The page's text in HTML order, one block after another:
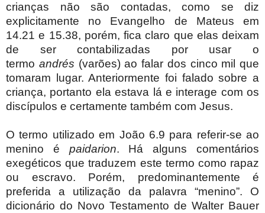
crianças não são contadas, como se diz
explicitamente no Evangelho de Mateus em
14.21 e 15.38, porém, fica claro que elas deixam
de ser contabilizadas por usar o
termo andrés (varões) ao falar dos cinco mil que
tomaram lugar. Anteriormente foi falado sobre a
criança, portanto ela estava lá e interage com os
discípulos e certamente também com Jesus.
O termo utilizado em João 6.9 para referir-se ao
menino é paidarion. Há alguns comentários
exegéticos que traduzem este termo como rapaz
ou escravo. Porém, predominantemente é
preferida a utilização da palavra “menino”. O
dicionário do Novo Testamento de Walter Bauer